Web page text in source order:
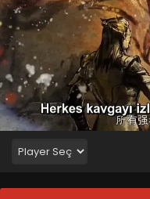
Battle
Blm 20 -
Ağustos 20,
Battle
Blm 19 -
Ağustos 20,